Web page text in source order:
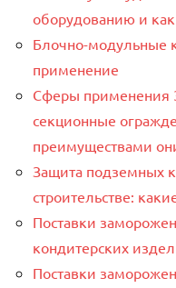
оборудованию и как
Блочно-модульные
применение
Сферы применения
секционные
преимуществами
Защита подземных
строительстве:
Поставки
кондитерских
Поставки